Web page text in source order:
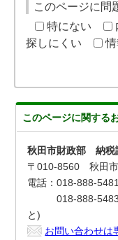
このページに問
特にない
探しにくい
このページに関する
秋田市財政部 納税
〒010-8560 秋田
電話：018-888-
018-888-5483(
と)
お問い合わせは